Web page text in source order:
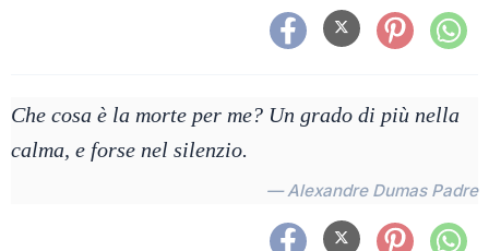
Che cosa è la morte per me? Un grado di più nella
calma, e forse nel silenzio.
— Alexandre Dumas Padre